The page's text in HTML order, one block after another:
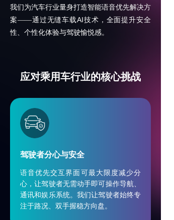
ꀂ 音频AI
开发者平台
车载解决方案
卡车解决方案
两轮车平台
其他行业
服务
驾驶者分心与安全
语音优先交互界面可最大限度减少分
心，让驾驶者无需动手即可操作导航、
通讯和娱乐系统。我们让驾驶者始终专
注于路况、双手握稳方向盘。
应对乘用车行业的核心挑战
我们为汽车行业量身打造智能语音优先解决方
案——通过无缝车载AI技术，全面提升安全
性、个性化体验与驾驶愉悦感。